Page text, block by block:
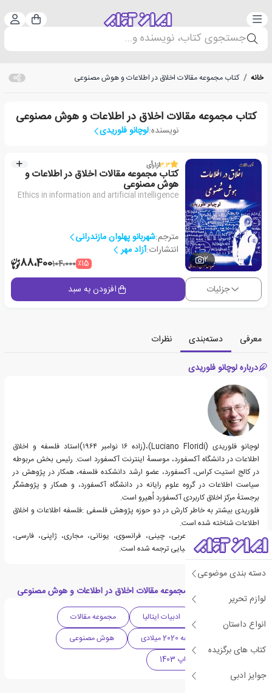
دسته‌بندی سبد
جستجوی کتاب، نویسنده و...
دسته بندی موضوعی
لوازم تحریر
انواع داستان
کتاب های برگزیده
جوایز ادبی
خانه / کتاب مجموعه مقالات اخلاق در اطلاعات و هوش مصنوعی
کتاب مجموعه مقالات اخلاق در اطلاعات و هوش مصنوعی
نویسنده:لوچانو فلوریدی
2
3.3از1رأی
کتاب مجموعه مقالات اخلاق در اطلاعات و
هوش مصنوعی
Ethics in information and artificial intelligence
مترجم:شهربانو پهلوان مازندرانی
انتشارات:آزاد مهر
٪15104،00088،400
جزئیات افزودن به سبد
معرفی دسته‌بندی
نظرات
درباره لوچانو فلوریدی
لوچانو فلوریدی (Luciano Floridi)،(زاده ۱۶ نوامبر ۱۹۶۴)استاد فلسفه و اخلاق
اطلاعات در دانشگاه آکسفورد، موسسهٔ اینترنت آکسفورد است. رئیس بخش مربوطه
در کالج استیت کراس، آکسفورد، عضو ارشد دانشکده فلسفه، همکار در پژوهش در
سیاست اطلاعات در گروه علوم رایانه در دانشگاه آکسفورد، و همکار و پژوهشگر
برجستهٔ مرکز اخلاق کاربردی آکسفورد اُهیرو است.
فلوریدی بیشتر به خاطر کارش در دو حوزه پژوهش فلسفی :فلسفه اطلاعات و اخلاق
اطلاعات شناخته شده است.
کارهای او به زبان‌های :عربی، چینی، فرانسوی، یونانی، مجاری، ژاپنی، فارسی،
لهستانی، پرتغالی، و اسپانیایی ترجمه شده است.
دسته بندی های کتاب مجموعه مقالات اخلاق در اطلاعات و هوش مصنوعی
ادبیات ایتالیا
مجموعه مقالات
دهه 2020 میلادی
هوش مصنوعی
پرفروش ترین های چاپ 1403